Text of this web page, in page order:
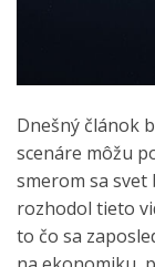
Dnešný článok
scenáre môžu
smerom sa svet
rozhodol tieto
to čo sa